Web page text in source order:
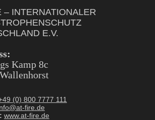
– INTERNATIONALER
E.V.
Kamp 8c
(0) 800 7777 111
fire.de
www.at-fire.de